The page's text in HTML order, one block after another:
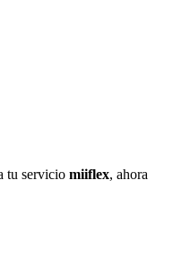
tu servicio miiflex, ahora